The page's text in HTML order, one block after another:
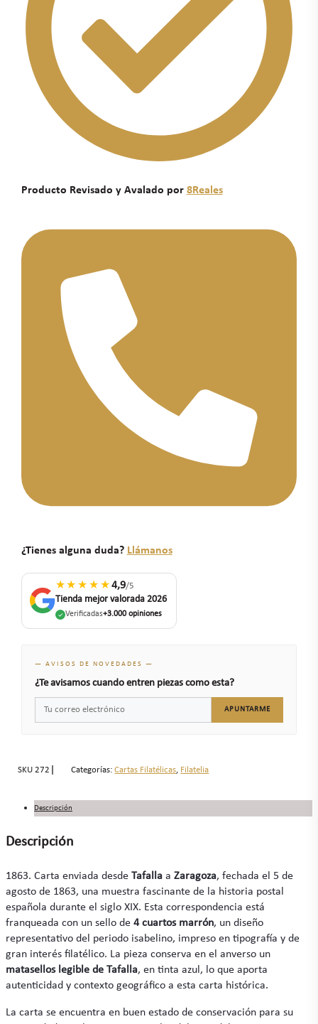
Producto Revisado y Avalado por 8Reales
¿Tienes alguna duda? Llámanos
★★★★★4,9/5
Tienda mejor valorada 2026
Verificadas+3.000 opiniones
— AVISOS DE NOVEDADES —
¿Te avisamos cuando entren piezas como esta?
APUNTARME
SKU272 Categorías: Cartas Filatélicas, Filatelia
Descripción
Descripción
1863. Carta enviada desde Tafalla a Zaragoza, fechada el 5 de
agosto de 1863, una muestra fascinante de la historia postal
española durante el siglo XIX. Esta correspondencia está
franqueada con un sello de 4 cuartos marrón, un diseño
representativo del periodo isabelino, impreso en tipografía y de
gran interés filatélico. La pieza conserva en el anverso un
matasellos legible de Tafalla, en tinta azul, lo que aporta
autenticidad y contexto geográfico a esta carta histórica.
La carta se encuentra en buen estado de conservación para su